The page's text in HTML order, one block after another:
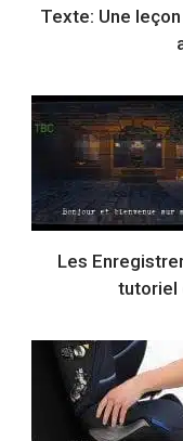
Texte: Une
Les
tutoriel